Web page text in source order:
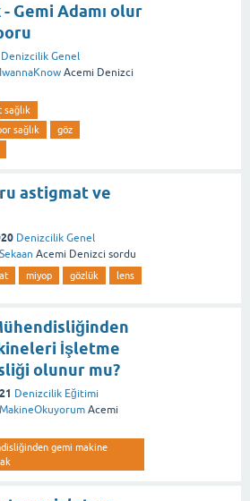
Gemi Adamı olur
Denizcilik Genel
IwannaKnow Acemi Denizci
sağlık
sağlık
göz
astigmat ve
Denizcilik Genel
Sekaan Acemi Denizci sordu
miyop gözlük lens
İşletme
olunur mu?
Denizcilik Eğitimi
MakineOkuyorum Acemi
gemi makine